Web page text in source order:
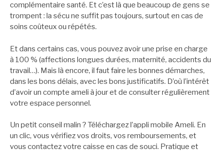
complémentaire santé. Et c’est là que beaucoup de gens se
trompent : la sécu ne suffit pas toujours, surtout en cas de
soins coûteux ou répétés.
Et dans certains cas, vous pouvez avoir une prise en charge
à 100 % (affections longues durées, maternité, accidents du
travail…). Mais là encore, il faut faire les bonnes démarches,
dans les bons délais, avec les bons justificatifs. D’où l’intérêt
d’avoir un compte ameli à jour et de consulter régulièrement
votre espace personnel.
Un petit conseil malin ? Téléchargez l’appli mobile Ameli. En
un clic, vous vérifiez vos droits, vos remboursements, et
vous contactez votre caisse en cas de souci. Pratique et